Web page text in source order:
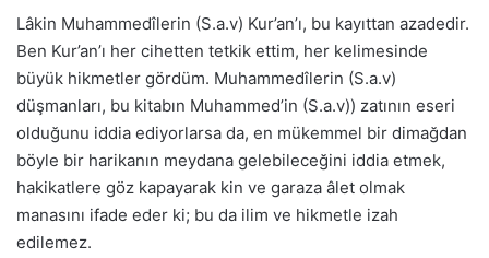
Lâkin Muhammedîlerin (S.a.v) Kur’an’ı, bu kayıttan azadedir.
Ben Kur’an’ı her cihetten tetkik ettim, her kelimesinde
büyük hikmetler gördüm. Muhammedîlerin (S.a.v)
düşmanları, bu kitabın Muhammed’in (S.a.v)) zatının eseri
olduğunu iddia ediyorlarsa da, en mükemmel bir dimağdan
böyle bir harikanın meydana gelebileceğini iddia etmek,
hakikatlere göz kapayarak kin ve garaza âlet olmak
manasını ifade eder ki; bu da ilim ve hikmetle izah
edilemez.